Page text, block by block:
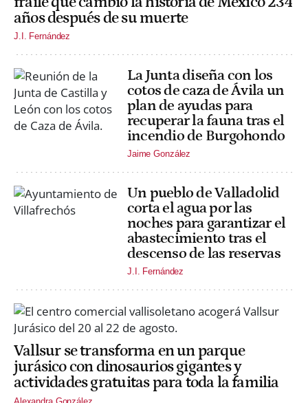
años después de su muerte
J.I. Fernández
La Junta diseña con los
cotos de caza de Ávila un
plan de ayudas para
recuperar la fauna tras el
incendio de Burgohondo
Jaime González
Un pueblo de Valladolid
corta el agua por las
noches para garantizar el
abastecimiento tras el
descenso de las reservas
J.I. Fernández
Vallsur se transforma en un parque
jurásico con dinosaurios gigantes y
actividades gratuitas para toda la familia